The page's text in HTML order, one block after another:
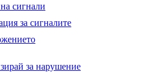
сигнали
за сигналите
за нарушение